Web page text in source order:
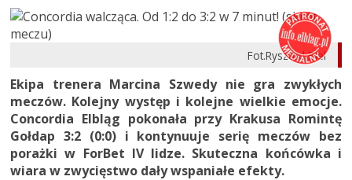
Fot.Ryszard Biel
Ekipa trenera Marcina Szwedy nie gra zwykłych
meczów. Kolejny występ i kolejne wielkie emocje.
Concordia Elbląg pokonała przy Krakusa Romintę
Gołdap 3:2 (0:0) i kontynuuje serię meczów bez
porażki w ForBet IV lidze. Skuteczna końcówka i
wiara w zwycięstwo dały wspaniałe efekty.